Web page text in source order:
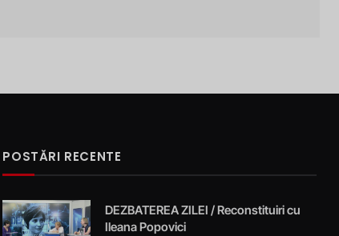
POSTĂRI RECENTE
DEZBATEREA ZILEI / Reconstituiri cu
Ileana Popovici